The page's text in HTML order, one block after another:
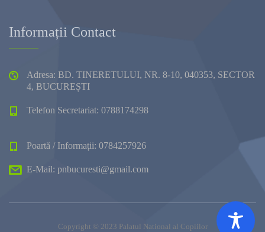
Informații Contact
Adresa: BD. TINERETULUI, NR. 8-10, 040353, SECTOR
4, BUCUREȘTI
Telefon Secretariat: 0788174298
Poartă / Informații: 0784257926
E-Mail: pnbucuresti@gmail.com
Copyright © 2023 Palatul National al Copiilor